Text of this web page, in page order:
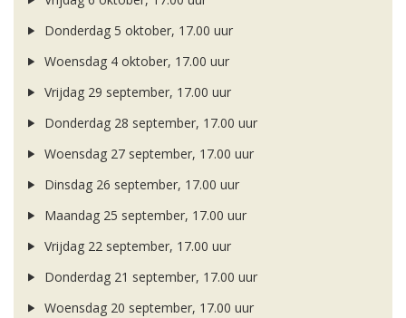
Donderdag 5 oktober, 17.00 uur
Woensdag 4 oktober, 17.00 uur
Vrijdag 29 september, 17.00 uur
Donderdag 28 september, 17.00 uur
Woensdag 27 september, 17.00 uur
Dinsdag 26 september, 17.00 uur
Maandag 25 september, 17.00 uur
Vrijdag 22 september, 17.00 uur
Donderdag 21 september, 17.00 uur
Woensdag 20 september, 17.00 uur